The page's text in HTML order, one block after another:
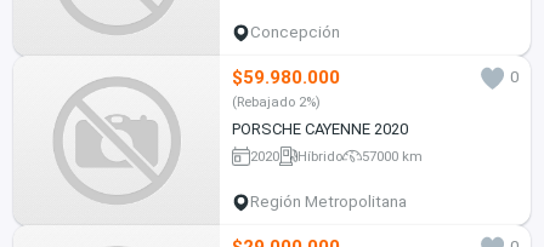
Concepción
$59.980.000 0
(Rebajado 2%)
PORSCHE CAYENNE 2020
2020 Híbrido 57000 km
Región Metropolitana